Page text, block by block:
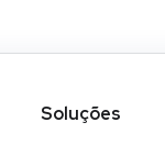
Soluções